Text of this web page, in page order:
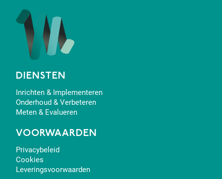
DIENSTEN
Inrichten & Implementeren
Onderhoud & Verbeteren
Meten & Evalueren
VOORWAARDEN
Privacybeleid
Cookies
Leveringsvoorwaarden